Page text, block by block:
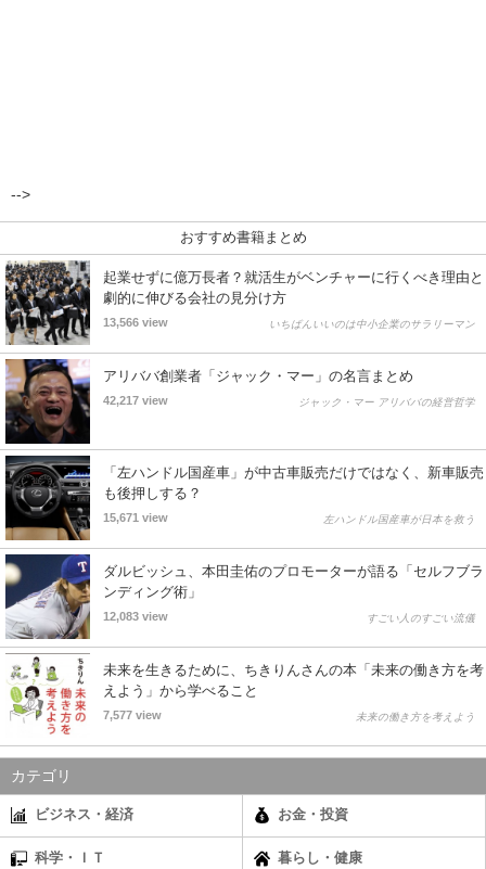
-->
おすすめ書籍まとめ
起業せずに億万長者？就活生がベンチャーに行くべき理由と
劇的に伸びる会社の見分け方
13,566 view いちばんいいのは中小企業のサラリーマン
アリババ創業者「ジャック・マー」の名言まとめ
42,217 view ジャック・マー アリババの経営哲学
「左ハンドル国産車」が中古車販売だけではなく、新車販売
も後押しする？
15,671 view 左ハンドル国産車が日本を救う
ダルビッシュ、本田圭佑のプロモーターが語る「セルフブラ
ンディング術」
12,083 view すごい人のすごい流儀
未来を生きるために、ちきりんさんの本「未来の働き方を考
えよう」から学べること
7,577 view 未来の働き方を考えよう
カテゴリ
ビジネス・経済 お金・投資
科学・ＩＴ 暮らし・健康